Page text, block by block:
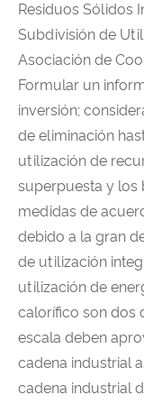
Residuos Sólidos
Subdivisión de
Asociación de
Formular un
inversión;
de eliminación
utilización de
superpuesta y los
medidas de
debido a la gran
de utilización
utilización de
calorífico son dos
escala deben
cadena industrial
cadena industrial